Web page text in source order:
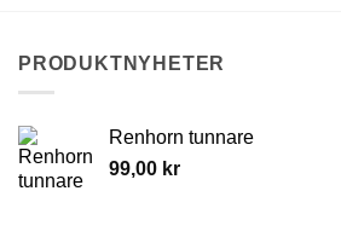
variants.
may
be
PRODUKTNYHETER
Renhorn tunnare
99,00 kr